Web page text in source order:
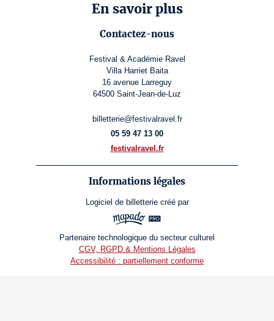
En savoir plus
Contactez-nous
Festival & Académie Ravel
Villa Harriet Baita
16 avenue Larreguy
64500 Saint-Jean-de-Luz
billetterie@festivalravel.fr
05 59 47 13 00
festivalravel.fr
Informations légales
Logiciel de billetterie créé par
Partenaire technologique du secteur culturel
CGV, RGPD & Mentions Légales
Accessibilité : partiellement conforme